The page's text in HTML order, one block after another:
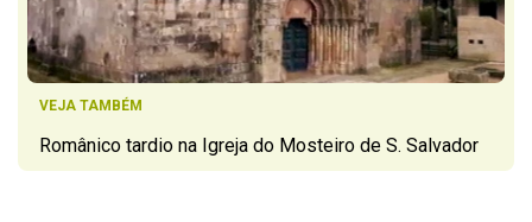
VEJA TAMBÉM
Românico tardio na Igreja do Mosteiro de S. Salvador